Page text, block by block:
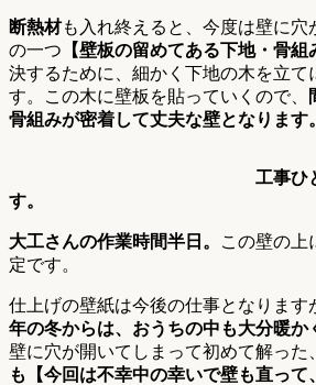
断熱材も入れ終えると、今度は壁に穴
の一つ 【壁板の留めてある下地・骨組
決するために、細かく下地の木を立て
す。この木に壁板を貼っていくので、
骨組みが密着して丈夫な壁となります。
工事ひ
す。
大工さんの作業時間半日。
この壁の上
定です。
仕上げの壁紙は今後の仕事となります
年の冬からは、おうちの中も大分暖か
壁に穴が開いてしまって初めて解った
も【今回は不幸中の幸いで壁も直って